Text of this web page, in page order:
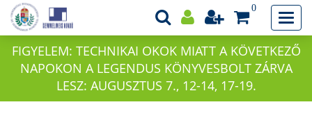
0
FIGYELEM: TECHNIKAI OKOK MIATT A KÖVETKEZŐ
NAPOKON A LEGENDUS KÖNYVESBOLT ZÁRVA
LESZ: AUGUSZTUS 7., 12-14, 17-19.